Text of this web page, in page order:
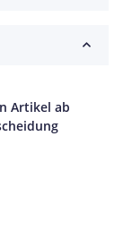
Artikel ab